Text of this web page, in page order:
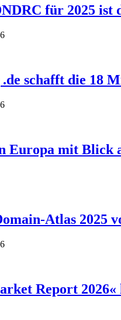
für 2025 ist
.de schafft die 18
Europa mit Blick
Atlas 2025
Report